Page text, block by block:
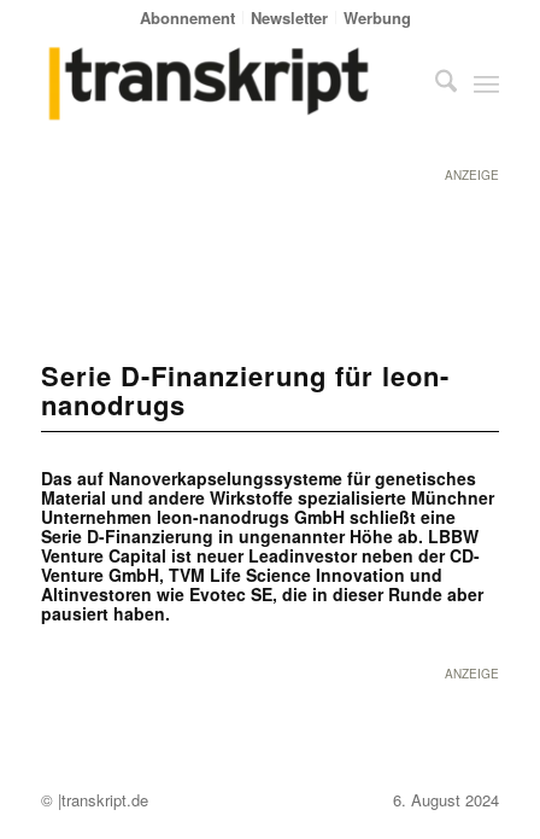
Abonnement Newsletter Werbung
ANZEIGE
Serie D-Finanzierung für leon-
nanodrugs
Das auf Nanoverkapselungssysteme für genetisches
Material und andere Wirkstoffe spezialisierte Münchner
Unternehmen leon-nanodrugs GmbH schließt eine
Serie D-Finanzierung in ungenannter Höhe ab. LBBW
Venture Capital ist neuer Leadinvestor neben der CD-
Venture GmbH, TVM Life Science Innovation und
Altinvestoren wie Evotec SE, die in dieser Runde aber
pausiert haben.
ANZEIGE
© |transkript.de 6. August 2024